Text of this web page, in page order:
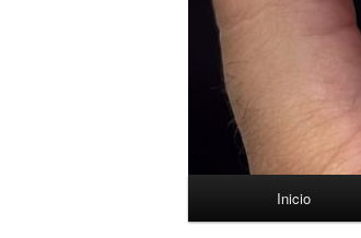
Inicio